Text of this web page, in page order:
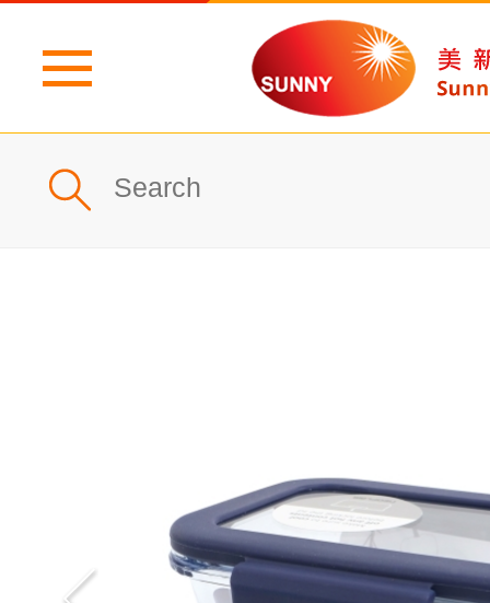
主頁
公司簡介
新聞資訊